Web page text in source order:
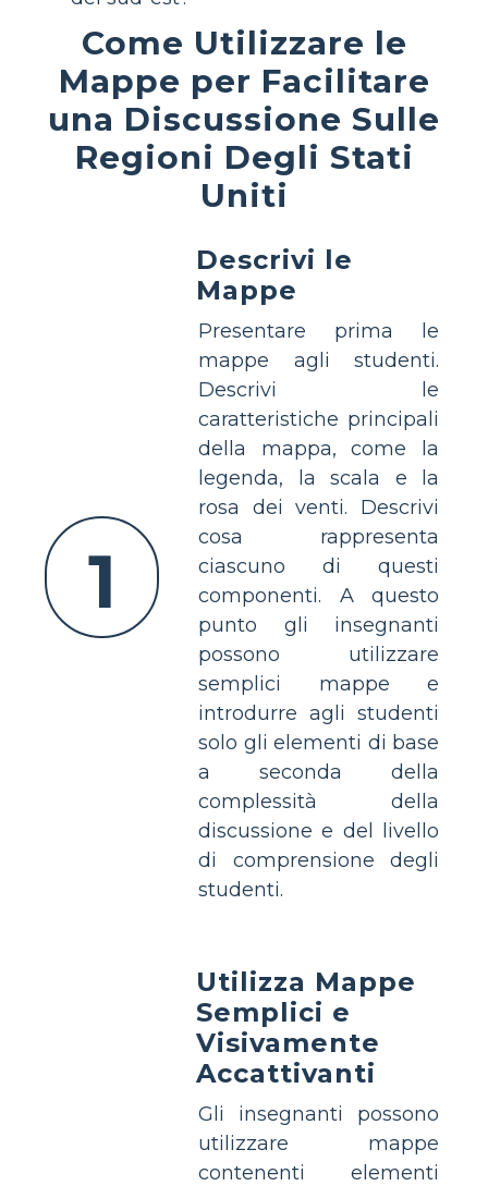
Come Utilizzare le
Mappe per Facilitare
una Discussione Sulle
Regioni Degli Stati
Uniti
1
Descrivi le
Mappe
Presentare prima le
mappe agli studenti.
Descrivi le
caratteristiche principali
della mappa, come la
legenda, la scala e la
rosa dei venti. Descrivi
cosa rappresenta
ciascuno di questi
componenti. A questo
punto gli insegnanti
possono utilizzare
semplici mappe e
introdurre agli studenti
solo gli elementi di base
a seconda della
complessità della
discussione e del livello
di comprensione degli
studenti.
Utilizza Mappe
Semplici e
Visivamente
Accattivanti
Gli insegnanti possono
utilizzare mappe
contenenti elementi